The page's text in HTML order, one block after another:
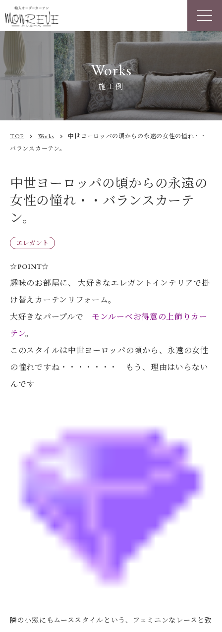
Works
施工例
TOP chevron_right Works chevron_right
中世ヨーロッパの頃からの永遠の女性の憧れ・・
バランスカーテン。
中世ヨーロッパの頃からの永遠の
女性の憧れ・・バランスカーテ
ン。
エレガント
☆POINT☆
趣味のお部屋に、 大好きなエレガントインテリアで掛
け替えカーテンリフォーム。
大好きなパープルで モンルーベお得意の上飾りカー
テン。
このスタイルは中世ヨーロッパの頃から、永遠の女性
の憧れですね・・・・・・・ もう、理由はいらない
んです
隣の小窓にもムーススタイルという、フェミニンなレースと致